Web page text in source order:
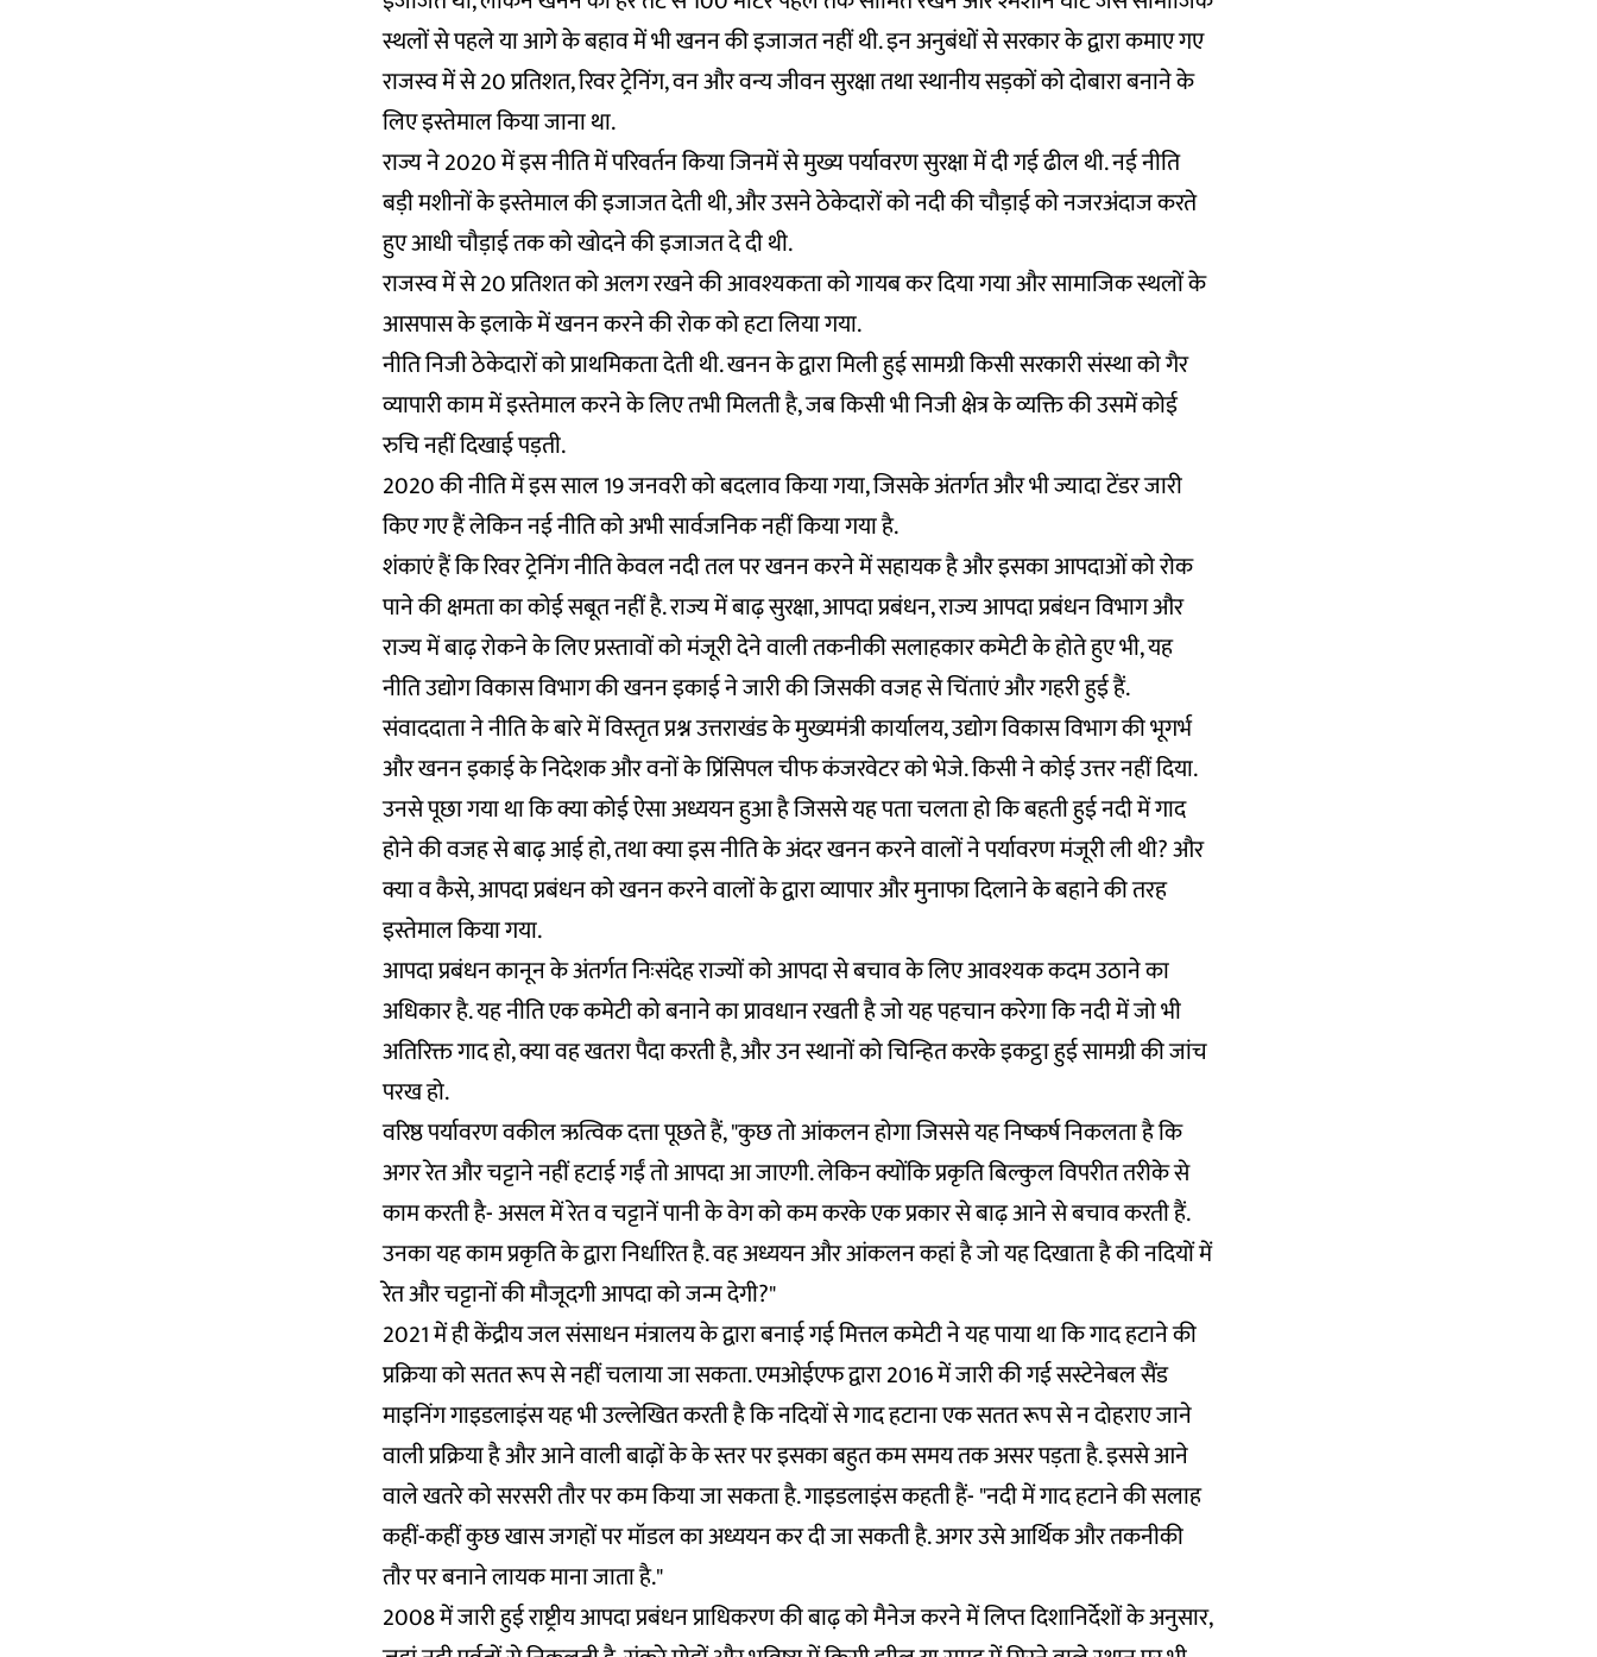
स्थलों से पहले या आगे के बहाव में भी खनन की इजाजत नहीं थी. इन अनुबंधों से सरकार के द्वारा कमाए गए
राजस्व में से 20 प्रतिशत, रिवर ट्रेनिंग, वन और वन्य जीवन सुरक्षा तथा स्थानीय सड़कों को दोबारा बनाने के
लिए इस्तेमाल किया जाना था.
राज्य ने 2020 में इस नीति में परिवर्तन किया जिनमें से मुख्य पर्यावरण सुरक्षा में दी गई ढील थी. नई नीति
बड़ी मशीनों के इस्तेमाल की इजाजत देती थी, और उसने ठेकेदारों को नदी की चौड़ाई को नजरअंदाज करते
हुए आधी चौड़ाई तक को खोदने की इजाजत दे दी थी.
राजस्व में से 20 प्रतिशत को अलग रखने की आवश्यकता को गायब कर दिया गया और सामाजिक स्थलों के
आसपास के इलाके में खनन करने की रोक को हटा लिया गया.
नीति निजी ठेकेदारों को प्राथमिकता देती थी. खनन के द्वारा मिली हुई सामग्री किसी सरकारी संस्था को गैर
व्यापारी काम में इस्तेमाल करने के लिए तभी मिलती है, जब किसी भी निजी क्षेत्र के व्यक्ति की उसमें कोई
रुचि नहीं दिखाई पड़ती.
2020 की नीति में इस साल 19 जनवरी को बदलाव किया गया, जिसके अंतर्गत और भी ज्यादा टेंडर जारी
किए गए हैं लेकिन नई नीति को अभी सार्वजनिक नहीं किया गया है.
शंकाएं हैं कि रिवर ट्रेनिंग नीति केवल नदी तल पर खनन करने में सहायक है और इसका आपदाओं को रोक
पाने की क्षमता का कोई सबूत नहीं है. राज्य में बाढ़ सुरक्षा, आपदा प्रबंधन, राज्य आपदा प्रबंधन विभाग और
राज्य में बाढ़ रोकने के लिए प्रस्तावों को मंजूरी देने वाली तकनीकी सलाहकार कमेटी के होते हुए भी, यह
नीति उद्योग विकास विभाग की खनन इकाई ने जारी की जिसकी वजह से चिंताएं और गहरी हुई हैं.
संवाददाता ने नीति के बारे में विस्तृत प्रश्न उत्तराखंड के मुख्यमंत्री कार्यालय, उद्योग विकास विभाग की भूगर्भ
और खनन इकाई के निदेशक और वनों के प्रिंसिपल चीफ कंजरवेटर को भेजे. किसी ने कोई उत्तर नहीं दिया.
उनसे पूछा गया था कि क्या कोई ऐसा अध्ययन हुआ है जिससे यह पता चलता हो कि बहती हुई नदी में गाद
होने की वजह से बाढ़ आई हो, तथा क्या इस नीति के अंदर खनन करने वालों ने पर्यावरण मंजूरी ली थी? और
क्या व कैसे, आपदा प्रबंधन को खनन करने वालों के द्वारा व्यापार और मुनाफा दिलाने के बहाने की तरह
इस्तेमाल किया गया.
आपदा प्रबंधन कानून के अंतर्गत निःसंदेह राज्यों को आपदा से बचाव के लिए आवश्यक कदम उठाने का
अधिकार है. यह नीति एक कमेटी को बनाने का प्रावधान रखती है जो यह पहचान करेगा कि नदी में जो भी
अतिरिक्त गाद हो, क्या वह खतरा पैदा करती है, और उन स्थानों को चिन्हित करके इकट्ठा हुई सामग्री की जांच
परख हो.
वरिष्ठ पर्यावरण वकील ऋत्विक दत्ता पूछते हैं, "कुछ तो आंकलन होगा जिससे यह निष्कर्ष निकलता है कि
अगर रेत और चट्टाने नहीं हटाई गईं तो आपदा आ जाएगी. लेकिन क्योंकि प्रकृति बिल्कुल विपरीत तरीके से
काम करती है- असल में रेत व चट्टानें पानी के वेग को कम करके एक प्रकार से बाढ़ आने से बचाव करती हैं.
उनका यह काम प्रकृति के द्वारा निर्धारित है. वह अध्ययन और आंकलन कहां है जो यह दिखाता है की नदियों में
रेत और चट्टानों की मौजूदगी आपदा को जन्म देगी?"
2021 में ही केंद्रीय जल संसाधन मंत्रालय के द्वारा बनाई गई मित्तल कमेटी ने यह पाया था कि गाद हटाने की
प्रक्रिया को सतत रूप से नहीं चलाया जा सकता. एमओईएफ द्वारा 2016 में जारी की गई सस्टेनेबल सैंड
माइनिंग गाइडलाइंस यह भी उल्लेखित करती है कि नदियों से गाद हटाना एक सतत रूप से न दोहराए जाने
वाली प्रक्रिया है और आने वाली बाढ़ों के के स्तर पर इसका बहुत कम समय तक असर पड़ता है. इससे आने
वाले खतरे को सरसरी तौर पर कम किया जा सकता है. गाइडलाइंस कहती हैं- "नदी में गाद हटाने की सलाह
कहीं-कहीं कुछ खास जगहों पर मॉडल का अध्ययन कर दी जा सकती है. अगर उसे आर्थिक और तकनीकी
तौर पर बनाने लायक माना जाता है."
2008 में जारी हुई राष्ट्रीय आपदा प्रबंधन प्राधिकरण की बाढ़ को मैनेज करने में लिप्त दिशानिर्देशों के अनुसार,